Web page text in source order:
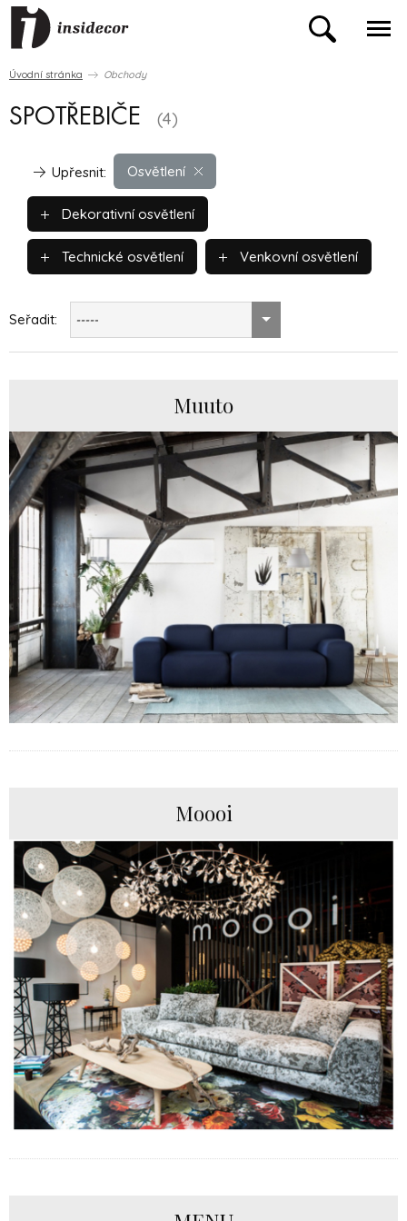
Úvodní stránka Obchody
SPOTŘEBIČE (4)
Osvětlení
Upřesnit:
Dekorativní osvětlení
Technické osvětlení Venkovní osvětlení
Seřadit: -----
Muuto
Moooi